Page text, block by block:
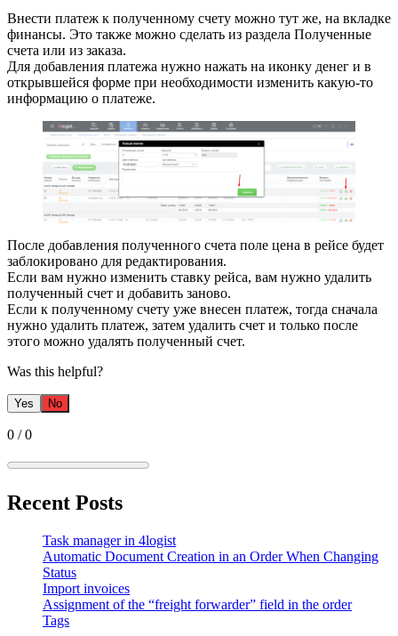
Внести платеж к полученному счету можно тут же, на вкладке
финансы. Это также можно сделать из раздела Полученные
счета или из заказа.
Для добавления платежа нужно нажать на иконку денег и в
открывшейся форме при необходимости изменить какую-то
информацию о платеже.
После добавления полученного счета поле цена в рейсе будет
заблокировано для редактирования.
Если вам нужно изменить ставку рейса, вам нужно удалить
полученный счет и добавить заново.
Если к полученному счету уже внесен платеж, тогда сначала
нужно удалить платеж, затем удалить счет и только после
этого можно удалять полученный счет.
Was this helpful?
Yes No
0 /0
Recent Posts
Task manager in 4logist
Automatic Document Creation in an Order When Changing
Status
Import invoices
Assignment of the “freight forwarder” field in the order
Tags